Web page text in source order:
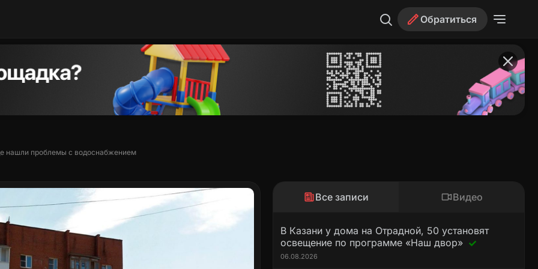
Обратиться
нашли проблемы с водоснабжением
Все записи Видео
В Казани у дома на Отрадной, 50 установят
освещение по программе «Наш двор»
06.08.2026